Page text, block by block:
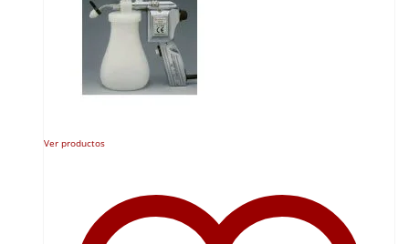
Ver productos